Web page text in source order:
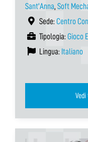
Sant'Anna, Soft
Sede: Centro
Tipologia: Gioco
Lingua: Italiano